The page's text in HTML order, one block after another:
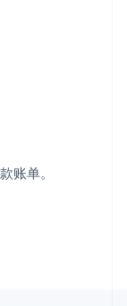
账单。